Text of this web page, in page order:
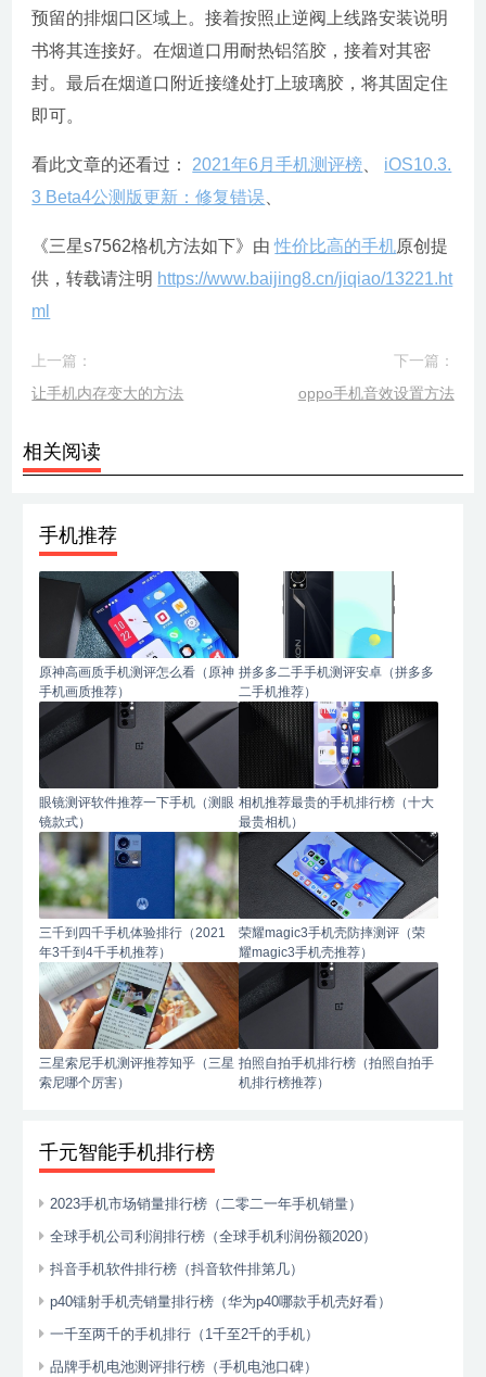
预留的排烟口区域上。接着按照止逆阀上线路安装说明
书将其连接好。在烟道口用耐热铝箔胶，接着对其密
封。最后在烟道口附近接缝处打上玻璃胶，将其固定住
即可。
看此文章的还看过： 2021年6月手机测评榜
iOS10.3.
3 Beta4公测版更新：修复错误
《三星s7562格机方法如下》由性价比高的手机原创提
供，转载请注明 https://www.baijing8.cn/jiqiao/13221.ht
ml
上一篇：
让手机内存变大的方法
下一篇：
oppo手机音效设置方法
相关阅读
手机推荐
原神高画质手机测评怎么看（原神
手机画质推荐）
拼多多二手手机测评安卓（拼多多
二手机推荐）
眼镜测评软件推荐一下手机（测眼
镜款式）
相机推荐最贵的手机排行榜（十大
最贵相机）
三千到四千手机体验排行（2021
年3千到4千手机推荐）
荣耀magic3手机壳防摔测评（荣
耀magic3手机壳推荐）
三星索尼手机测评推荐知乎（三星
索尼哪个厉害）
拍照自拍手机排行榜（拍照自拍手
机排行榜推荐）
千元智能手机排行榜
2023手机市场销量排行榜（二零二一年手机销量）
全球手机公司利润排行榜（全球手机利润份额2020）
抖音手机软件排行榜（抖音软件排第几）
p40镭射手机壳销量排行榜（华为p40哪款手机壳好看）
一千至两千的手机排行（1千至2千的手机）
品牌手机电池测评排行榜（手机电池口碑）